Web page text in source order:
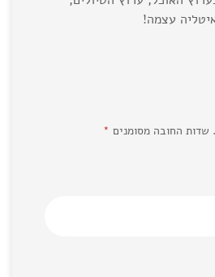
שדות החובה מסומנים *